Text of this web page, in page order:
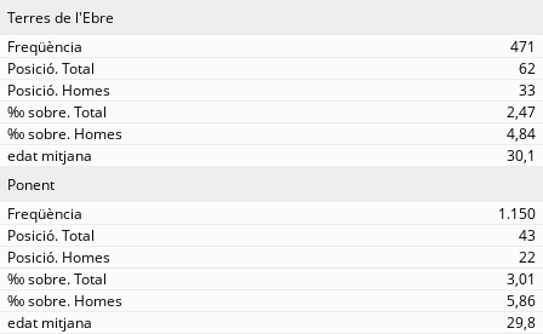
Terres de l'Ebre
471
62
33
2,47
4,84
30,1
Ponent
1.150
43
22
3,01
5,86
29,8